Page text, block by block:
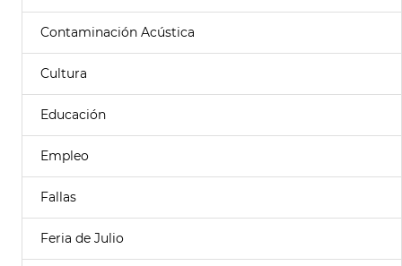
Contaminación Acústica
Cultura
Educación
Empleo
Fallas
Feria de Julio